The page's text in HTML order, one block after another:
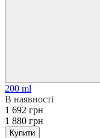
200 ml
В наявності
1 692 грн
1 880 грн
Купити